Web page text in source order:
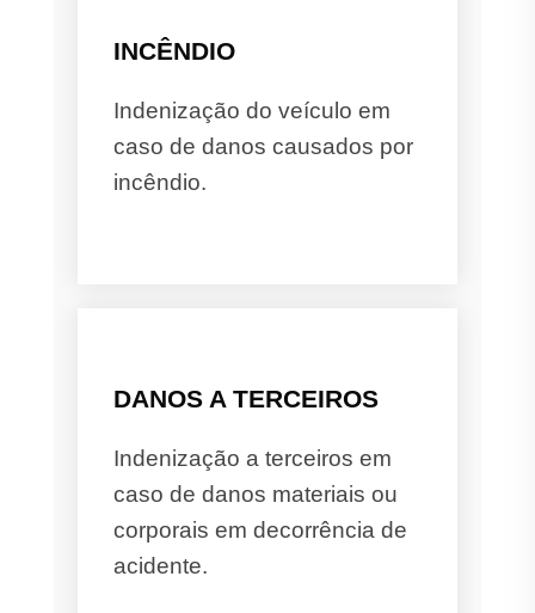
INCÊNDIO
Indenização do veículo em
caso de danos causados por
incêndio.
DANOS A TERCEIROS
Indenização a terceiros em
caso de danos materiais ou
corporais em decorrência de
acidente.